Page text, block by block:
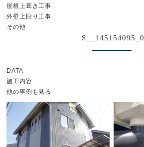
屋根上葺き工事
外壁上貼り工事
その他
S__145154095_0
DATA
施工内容
他の事例も見る